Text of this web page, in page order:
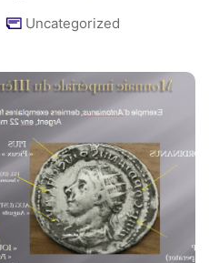
Uncategorized